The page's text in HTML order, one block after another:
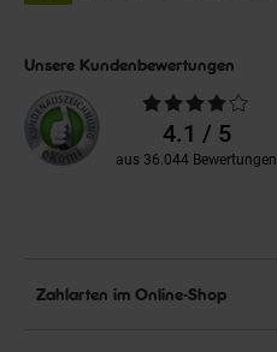
Unsere Kundenbewertungen
Durchschnittliche
Bewertungen4.1 / 5
aus 36.044 Bewertungen
Zahlarten im Online-Shop